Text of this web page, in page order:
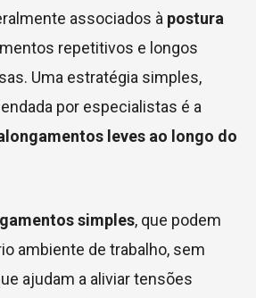
associados à postura
repetitivos e longos
Uma estratégia simples,
por especialistas é a
leves ao longo do
simples, que podem
ambiente de trabalho, sem
ajudam a aliviar tensões